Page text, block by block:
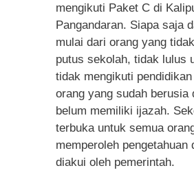
mengikuti Paket C di
Pangandaran. Siapa saja
mulai dari orang yang
putus sekolah, tidak lulus
tidak mengikuti
orang yang sudah berusia
belum memiliki ijazah.
terbuka untuk semua
memperoleh pengetahuan
diakui oleh pemerintah.